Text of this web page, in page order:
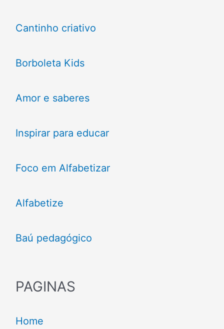
Cantinho criativo
Borboleta Kids
Amor e saberes
Inspirar para educar
Foco em Alfabetizar
Alfabetize
Baú pedagógico
PAGINAS
Home